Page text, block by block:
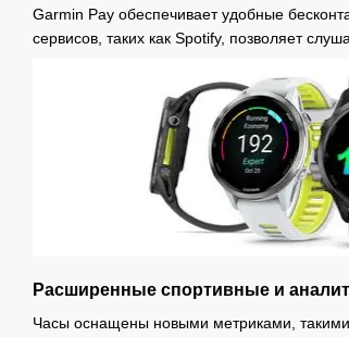
Garmin Pay обеспечивает удобные
сервисов, таких как Spotify, позволяет
Расширенные спортивные и
Часы оснащены новыми метриками,